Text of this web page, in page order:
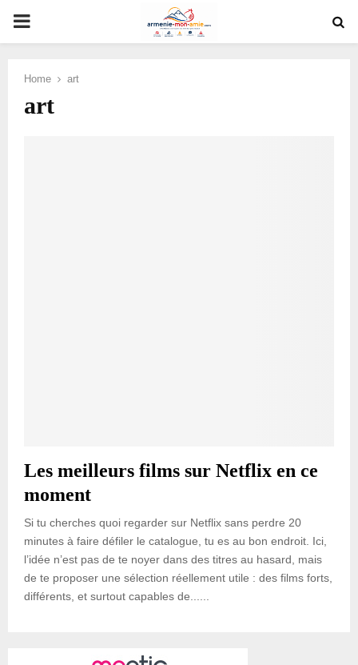
PRIMARY
Home art
art
Les meilleurs films sur Netflix en ce
moment
Si tu cherches quoi regarder sur Netflix sans perdre 20
minutes à faire défiler le catalogue, tu es au bon endroit. Ici,
l’idée n’est pas de te noyer dans des titres au hasard, mais
de te proposer une sélection réellement utile : des films forts,
différents, et surtout capables de......